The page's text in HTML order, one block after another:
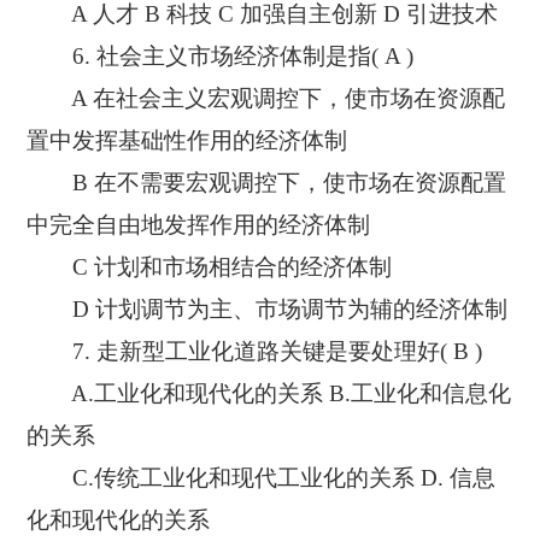
A 人才 B 科技 C 加强自主创新 D 引进技术
6. 社会主义市场经济体制是指( A )
A 在社会主义宏观调控下，使市场在资源配
置中发挥基础性作用的经济体制
B 在不需要宏观调控下，使市场在资源配置
中完全自由地发挥作用的经济体制
C 计划和市场相结合的经济体制
D 计划调节为主、市场调节为辅的经济体制
7. 走新型工业化道路关键是要处理好( B )
A.工业化和现代化的关系 B.工业化和信息化
的关系
C.传统工业化和现代工业化的关系 D. 信息
化和现代化的关系